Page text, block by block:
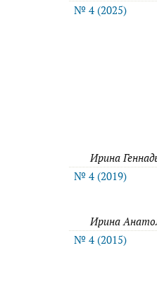
№ 4 (2025)
Ирина
№ 4 (2019)
Ирина
№ 4 (2015)